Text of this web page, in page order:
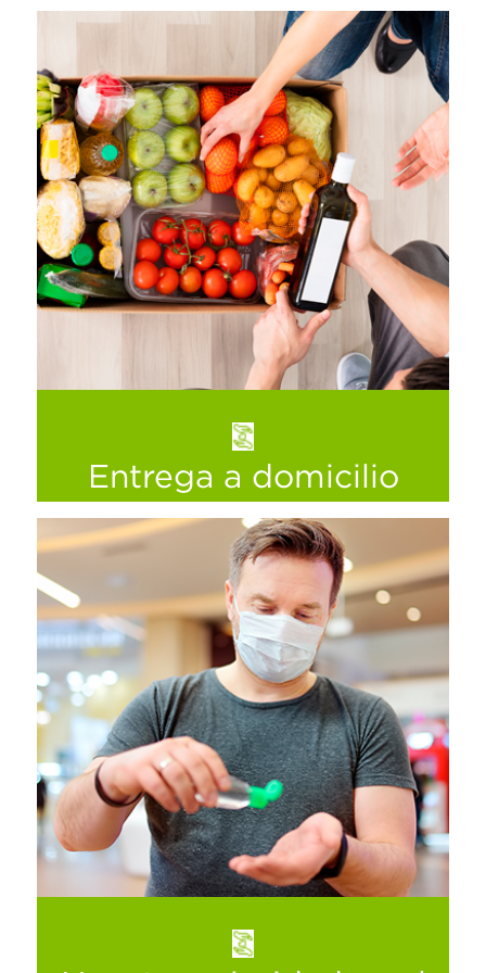
Los productos comprados desde nuestro
ecommerce y entregados a domicilio, son
sujetos a un protocolo sanitario para evitar
cualquier riesgo, entre otras medidas se
Ver más
Entrega a domicilio
Siguiendo con las recomendaciones
sanitarias por la contingencia, La Comer
aplica medidas preventivas en nuestro
servicio a domicilio, en específico la parte
que corresponde a los repartidores y el
proceso de entrega y pago, tales como:
Ver más